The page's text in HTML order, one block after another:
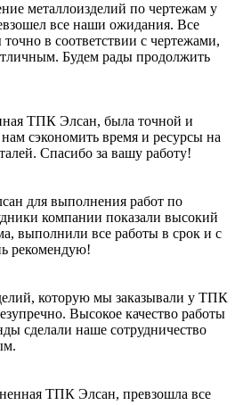
металлоизделий по чертежам у
все наши ожидания. Все
в соответствии с чертежами,
Будем рады продолжить
ТПК Элсан, была точной и
сэкономить время и ресурсы на
Спасибо за вашу работу!
для выполнения работ по
компании показали высокий
выполнили все работы в срок и с
рекомендую!
которую мы заказывали у ТПК
Высокое качество работы
сделали наше сотрудничество
ТПК Элсан, превзошла все